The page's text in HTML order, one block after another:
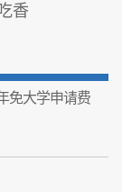
香
免大学申请费